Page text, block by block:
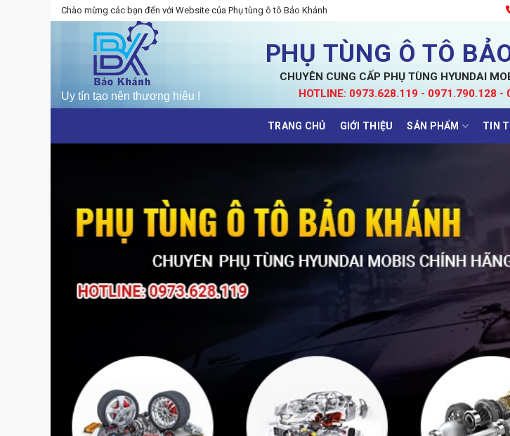
Skip
to
Chào mừng các bạn đến với Website của Phụ tùng ô tô Bảo Khánh
PHỤ TÙNG Ô TÔ
CHUYÊN CUNG CẤP PHỤ TÙNG HYUNDAI
HOTLINE: 0973.628.119 - 0971.790.128 -
TRANG CHỦ GIỚI THIỆU SẢN PHẨM TIN